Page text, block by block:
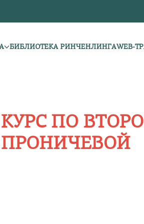
БИБЛИОТЕКА РИНЧЕНЛИНГАWEB-
ПО